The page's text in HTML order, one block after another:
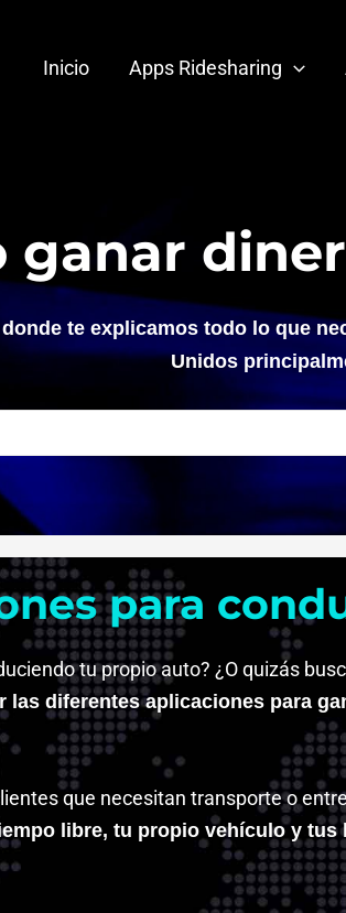
Inicio Apps Ridesharing
ganar
te explicamos todo lo que
Unidos
para
tu propio auto? ¿O quizás
las diferentes aplicaciones para
que necesitan transporte o
libre, tu propio vehículo y